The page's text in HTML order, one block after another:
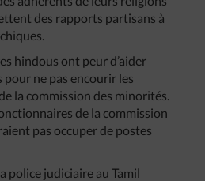
des rapports partisans à
hindous ont peur d’aider
ne pas encourir les
la commission des minorités.
de la commission
pas occuper de postes
police judiciaire au Tamil